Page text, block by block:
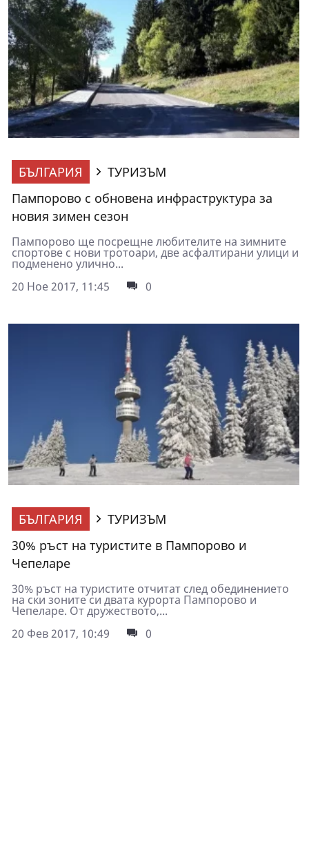
БЪЛГАРИЯ
ТУРИЗЪМ
Пампорово с обновена инфраструктура за
новия зимен сезон
Пампорово ще посрещне любителите на зимните
спортове с нови тротоари, две асфалтирани улици и
подменено улично...
20 Ное 2017, 11:45
0
БЪЛГАРИЯ
ТУРИЗЪМ
30% ръст на туристите в Пампорово и
Чепеларе
30% ръст на туристите отчитат след обединението
на ски зоните си двата курорта Пампорово и
Чепеларе. От дружеството,...
20 Фев 2017, 10:49
0